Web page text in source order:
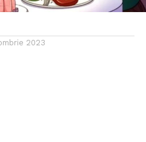
2023